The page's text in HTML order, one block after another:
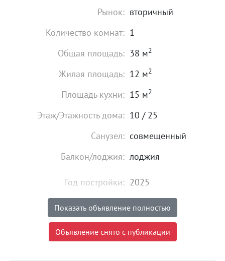
Рынок: вторичный
Количество комнат: 1
Общая площадь: 38 м2
Жилая площадь: 12 м2
Площадь кухни: 15 м2
Этаж/Этажность дома: 10 / 25
Санузел: совмещенный
Балкон/лоджия: лоджия
Год постройки: 2025
Высота потолков:
Состояние: идеальное
Показать объявление полностью
Объявление снято с публикации